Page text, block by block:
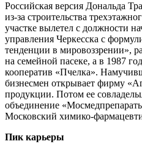
Российская версия Дональда
из-за строительства
участке вылетел с должности
управления Черкесска с
тенденции в мировоззрении»,
на семейной пасеке, а в 1987
кооператив «Пчелка».
бизнесмен открывает фирму
продукции. Потом ее
объединение
Московский химико-
Пик карьеры